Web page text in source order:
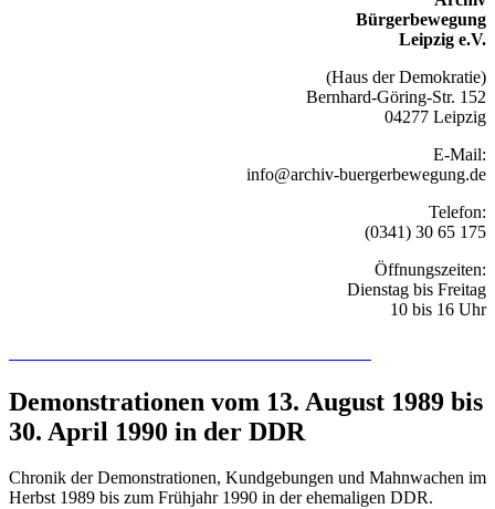
Bürgerbewegung
Leipzig e.V.
(Haus der Demokratie)
Bernhard-Göring-Str. 152
04277 Leipzig
E-Mail:
info@archiv-buergerbewegung.de
Telefon:
(0341) 30 65 175
Öffnungszeiten:
Dienstag bis Freitag
10 bis 16 Uhr
Demonstrationen vom 13. August 1989 bis
30. April 1990 in der DDR
Chronik der Demonstrationen, Kundgebungen und Mahnwachen im
Herbst 1989 bis zum Frühjahr 1990 in der ehemaligen DDR.